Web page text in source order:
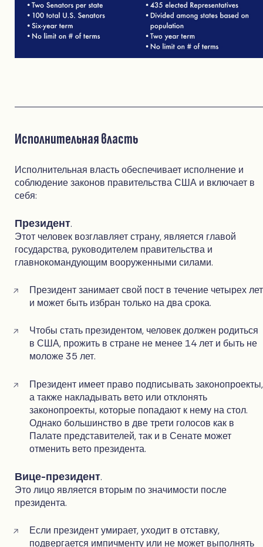
Исполнительная власть
Исполнительная власть обеспечивает исполнение и
соблюдение законов правительства США и включает в
себя:
Президент.
Этот человек возглавляет страну, является главой
государства, руководителем правительства и
главнокомандующим вооруженными силами.
Президент занимает свой пост в течение четырех лет
и может быть избран только на два срока.
Чтобы стать президентом, человек должен родиться
в США, прожить в стране не менее 14 лет и быть не
моложе 35 лет.
Президент имеет право подписывать законопроекты,
а также накладывать вето или отклонять
законопроекты, которые попадают к нему на стол.
Однако большинство в две трети голосов как в
Палате представителей, так и в Сенате может
отменить вето президента.
Вице-президент.
Это лицо является вторым по значимости после
президента.
Если президент умирает, уходит в отставку,
подвергается импичменту или не может выполнять